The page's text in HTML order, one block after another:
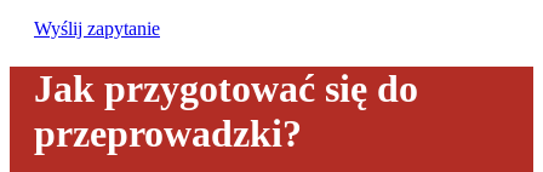
Wyślij zapytanie
Jak przygotować się do
przeprowadzki?